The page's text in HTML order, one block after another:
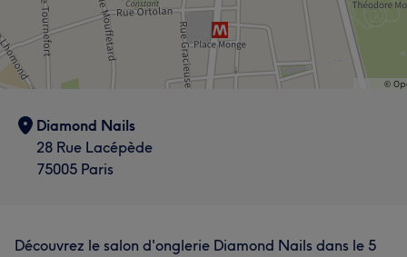
Diamond Nails
28 Rue Lacépède
75005 Paris
Découvrez le salon d'onglerie Diamond Nails dans le 5